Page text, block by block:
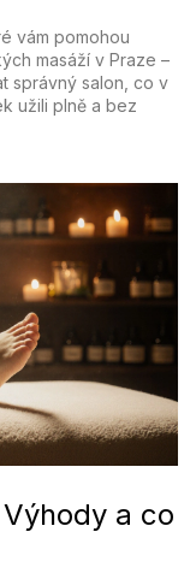
vám pomohou
masáží v Praze –
správný salon, co v
užili plně a bez
a co